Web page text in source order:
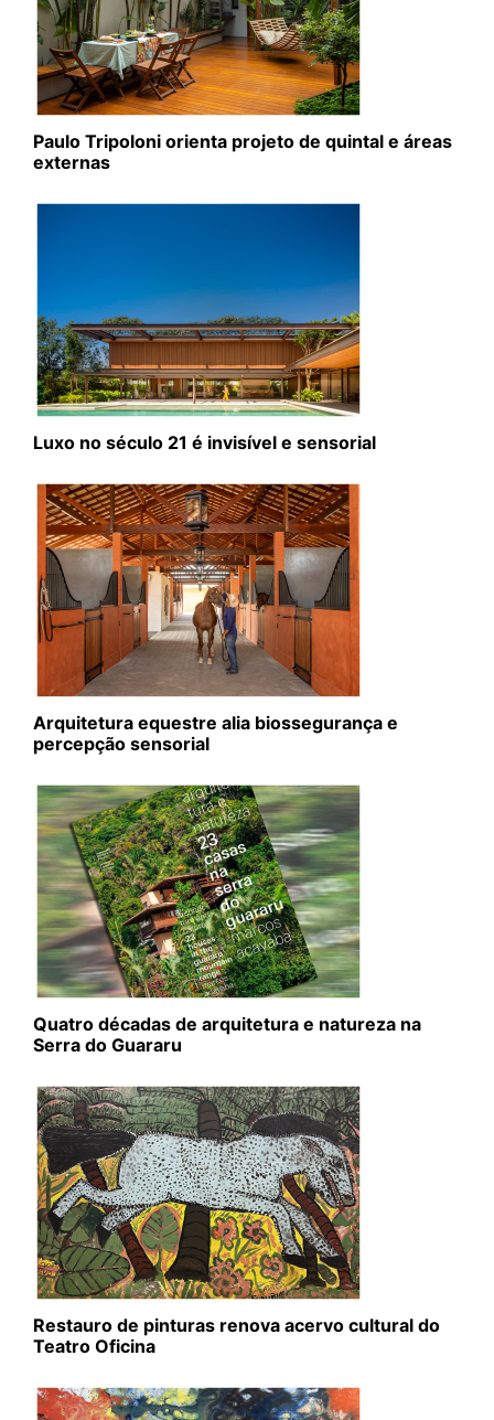
Paulo Tripoloni orienta projeto de quintal e áreas
externas
Luxo no século 21 é invisível e sensorial
Arquitetura equestre alia biossegurança e
percepção sensorial
Quatro décadas de arquitetura e natureza na
Serra do Guararu
Restauro de pinturas renova acervo cultural do
Teatro Oficina